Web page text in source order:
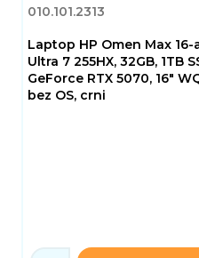
010.101.2313
Laptop HP Omen Max
Ultra 7 255HX, 32GB, 1TB
GeForce RTX 5070, 16"
bez OS, crni